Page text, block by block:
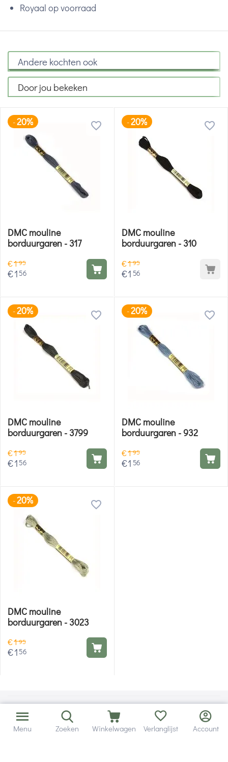
Royaal op voorraad
Andere kochten ook
Door jou bekeken
-20%
DMC mouline
borduurgaren - 317
€195
€1 56
-20%
DMC mouline
borduurgaren - 310
€195
€1 56
-20%
DMC mouline
borduurgaren - 3799
€195
€1 56
-20%
DMC mouline
borduurgaren - 932
€195
€1 56
-20%
DMC mouline
borduurgaren - 3023
€195
€1 56
Menu Zoeken Winkelwagen Verlanglijst Account